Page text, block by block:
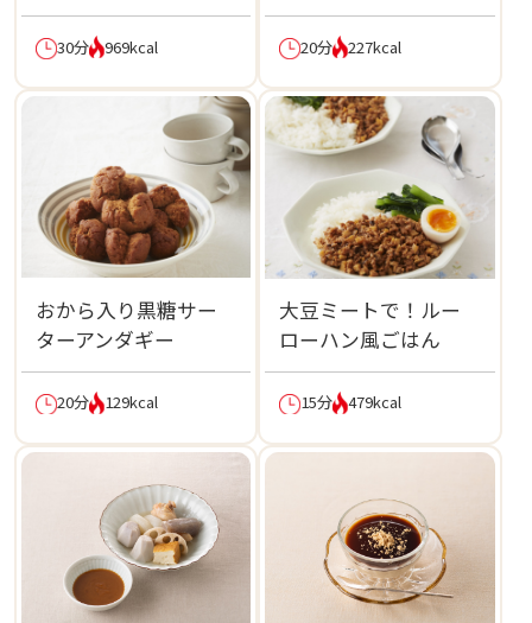
30分 969kcal 20分 227kcal
おから入り黒糖サー
ターアンダギー
20分 129kcal
大豆ミートで！ルー
ローハン風ごはん
15分 479kcal